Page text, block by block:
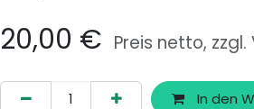
20,00 € Preis netto,
In den